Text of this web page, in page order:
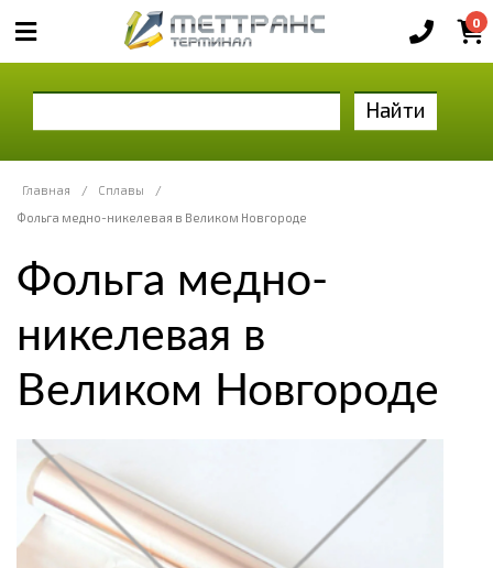
0
Найти
Главная / Сплавы
/
Фольга медно-никелевая в Великом Новгороде
Фольга медно-
никелевая в
Великом Новгороде